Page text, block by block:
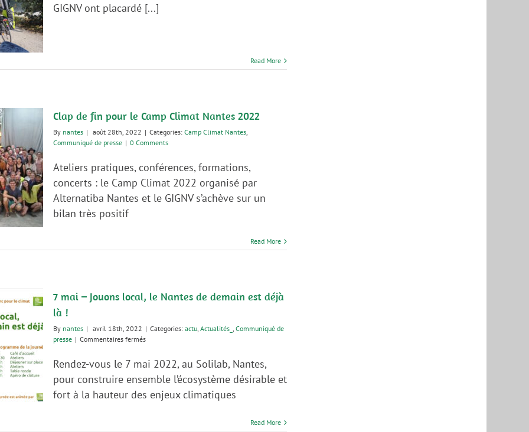
GIGNV ont placardé [...]
Read More
Clap de fin pour le Camp Climat Nantes 2022
By nantes | août 28th, 2022 | Categories: Camp Climat Nantes,
Communiqué de presse | 0 Comments
Ateliers pratiques, conférences, formations,
concerts : le Camp Climat 2022 organisé par
Alternatiba Nantes et le GIGNV s’achève sur un
bilan très positif
Read More
7 mai – Jouons local, le Nantes de demain est déjà
là !
By nantes | avril 18th, 2022 | Categories: actu, Actualités_ , Communiqué de
presse | Commentaires ferméssur
mai
–
Jouons
local,
Rendez-vous le 7 mai 2022, au Solilab, Nantes,
pour construire ensemble l’écosystème désirable et
fort à la hauteur des enjeux climatiques
Read More